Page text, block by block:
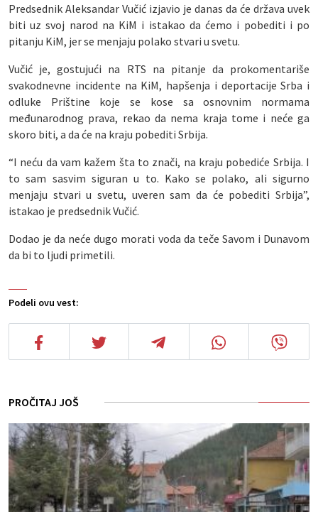
Podeli ovu vest:
Predsednik Aleksandar Vučić izjavio je danas da će država uvek
biti uz svoj narod na KiM i istakao da ćemo i pobediti i po
pitanju KiM, jer se menjaju polako stvari u svetu.
Vučić je, gostujući na RTS na pitanje da prokomentariše
svakodnevne incidente na KiM, hapšenja i deportacije Srba i
odluke Prištine koje se kose sa osnovnim normama
međunarodnog prava, rekao da nema kraja tome i neće ga
skoro biti, a da će na kraju pobediti Srbija.
“I neću da vam kažem šta to znači, na kraju pobediće Srbija. I
to sam sasvim siguran u to. Kako se polako, ali sigurno
menjaju stvari u svetu, uveren sam da će pobediti Srbija”,
istakao je predsednik Vučić.
Dodao je da neće dugo morati voda da teče Savom i Dunavom
da bi to ljudi primetili.
PROČITAJ JOŠ